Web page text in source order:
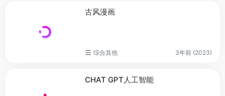
古风漫画
综合其他 3年前 (2023)
CHAT GPT人工智能